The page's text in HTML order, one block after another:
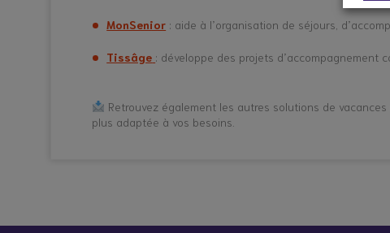
MonSenior : aide à l’organisation de séjours,
Tissâge : développe des projets
Retrouvez également les autres solutions de
plus adaptée à vos besoins.